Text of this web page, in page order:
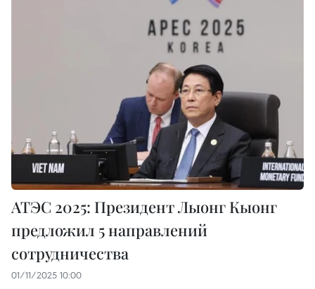
АТЭС 2025: Президент Лыонг Кыонг
предложил 5 направлений
сотрудничества
01/11/2025 10:00